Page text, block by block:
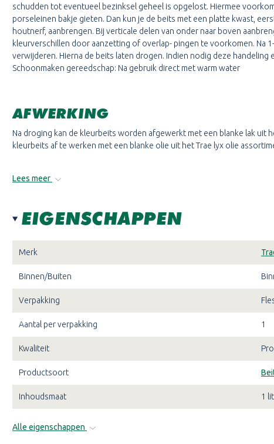
schudden tot eventueel bezinksel geheel is opgelost. Hiermee
porseleinen bakje gieten. Dan kun je de beits met een platte kwast,
houtnerf, aanbrengen. Bij verticale delen van onder naar boven
kleurverschillen door aanzetting of overlap- pingen te voorkomen. Na
verwijderen. Hierna de beits laten drogen. Indien nodig deze
Schoonmaken gereedschap: Na gebruik direct met warm water
AFWERKING
Na droging kan de kleurbeits worden afgewerkt met een blanke lak uit
kleurbeits af te werken met een blanke olie uit het Trae lyx olie
Lees meer
EIGENSCHAPPEN
Merk
Binnen/Buiten
Verpakking
Aantal per verpakking 1
Kwaliteit
Productsoort
Inhoudsmaat 1
Alle eigenschappen